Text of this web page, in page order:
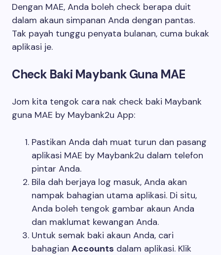
Dengan MAE, Anda boleh check berapa duit
dalam akaun simpanan Anda dengan pantas.
Tak payah tunggu penyata bulanan, cuma bukak
aplikasi je.
Check Baki Maybank Guna MAE
Jom kita tengok cara nak check baki Maybank
guna MAE by Maybank2u App:
Pastikan Anda dah muat turun dan pasang
aplikasi MAE by Maybank2u dalam telefon
pintar Anda.
Bila dah berjaya log masuk, Anda akan
nampak bahagian utama aplikasi. Di situ,
Anda boleh tengok gambar akaun Anda
dan maklumat kewangan Anda.
Untuk semak baki akaun Anda, cari
bahagian Accounts dalam aplikasi. Klik